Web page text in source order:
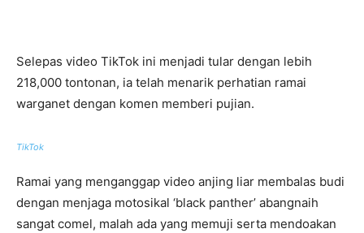
Selepas video TikTok ini menjadi tular dengan lebih
218,000 tontonan, ia telah menarik perhatian ramai
warganet dengan komen memberi pujian.
TikTok
Ramai yang menganggap video anjing liar membalas budi
dengan menjaga motosikal ‘black panther’ abangnaih
sangat comel, malah ada yang memuji serta mendoakan